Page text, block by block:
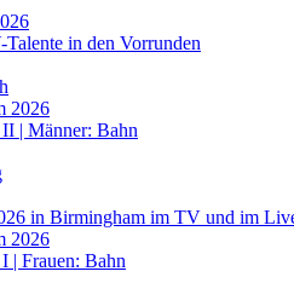
in den Vorrunden
2026
| Männer: Bahn
in Birmingham im TV und im
2026
| Frauen: Bahn